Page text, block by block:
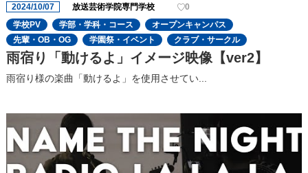
2024/10/07 放送芸術学院専門学校
0
学校PV
学部・学科・コース
オープンキャンパス
先輩・OB・OG
学園祭・イベント クラブ・サークル
雨宿り「動けるよ」イメージ映像【ver2】
雨宿り様の楽曲「動けるよ」を使用させてい...